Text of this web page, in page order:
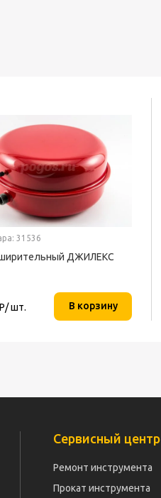
31536
ДЖИЛЕКС
Р/ шт. В корзину
Сервисный центр
Ремонт инструмента
Прокат инструмента